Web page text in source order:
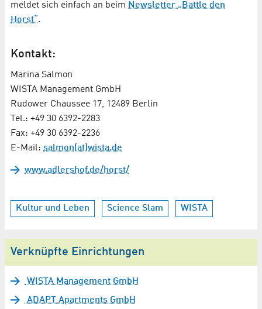
meldet sich einfach an beim Newsletter „Battle den
Horst“.
Kontakt:
Marina Salmon
WISTA Management GmbH
Rudower Chaussee 17, 12489 Berlin
Tel.: +49 30 6392-2283
Fax: +49 30 6392-2236
E-Mail: salmon(at)wista.de
www.adlershof.de/horst/
Kultur und Leben Science Slam WISTA
Verknüpfte Einrichtungen
WISTA Management GmbH
ADAPT Apartments GmbH